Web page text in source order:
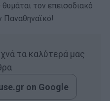
θυμάται τον επεισοδιακό
Παναθηναϊκό!
τα καλύτερά μας
on Google